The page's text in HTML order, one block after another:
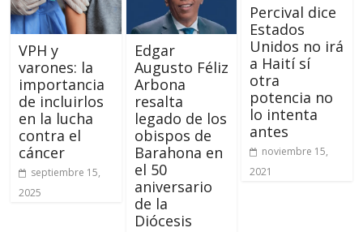
VPH y
varones: la
importancia
de incluirlos
en la lucha
contra el
cáncer
septiembre 15,
2025
Edgar
Augusto Féliz
Arbona
resalta
legado de los
obispos de
Barahona en
el 50
aniversario
de la
Diócesis
Percival dice
Estados
Unidos no irá
a Haití sí
otra
potencia no
lo intenta
antes
noviembre 15,
2021